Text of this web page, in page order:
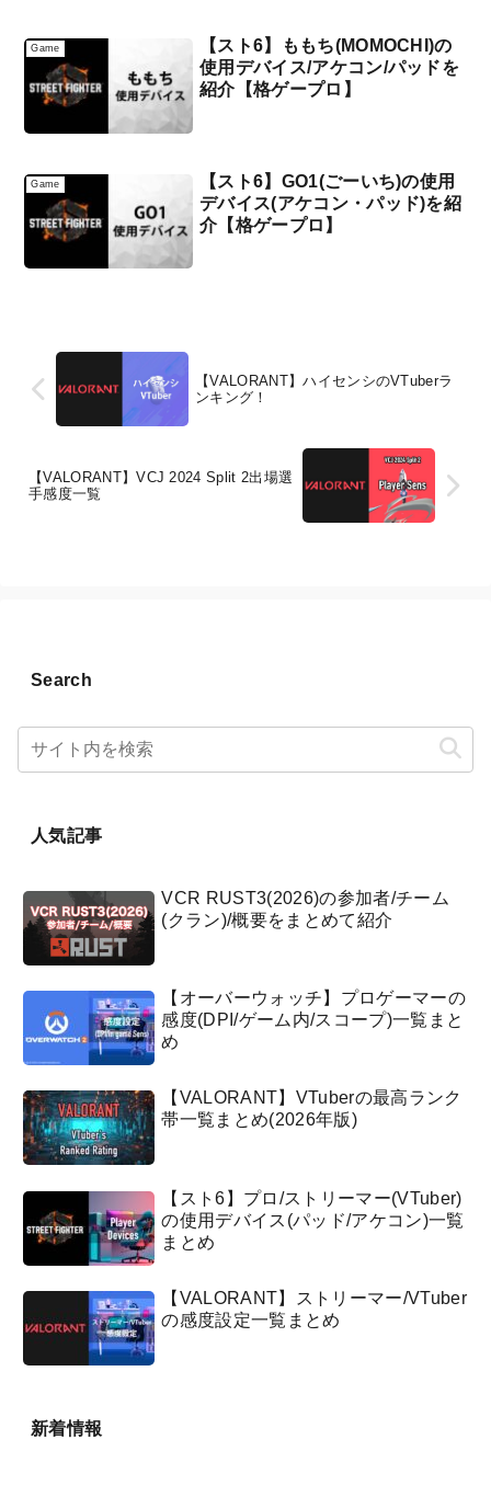
Game
【スト6】ももち(MOMOCHI)の
使用デバイス/アケコン/パッドを
紹介【格ゲープロ】
Game
【スト6】GO1(ごーいち)の使用
デバイス(アケコン・パッド)を紹
介【格ゲープロ】
【VALORANT】ハイセンシのVTuberラ
ンキング！
【VALORANT】VCJ 2024 Split 2出場選
手感度一覧
Search
人気記事
VCR RUST3(2026)の参加者/チーム
(クラン)/概要をまとめて紹介
【オーバーウォッチ】プロゲーマーの
感度(DPI/ゲーム内/スコープ)一覧まと
め
【VALORANT】VTuberの最高ランク
帯一覧まとめ(2026年版)
【スト6】プロ/ストリーマー(VTuber)
の使用デバイス(パッド/アケコン)一覧
まとめ
【VALORANT】ストリーマー/VTuber
の感度設定一覧まとめ
新着情報